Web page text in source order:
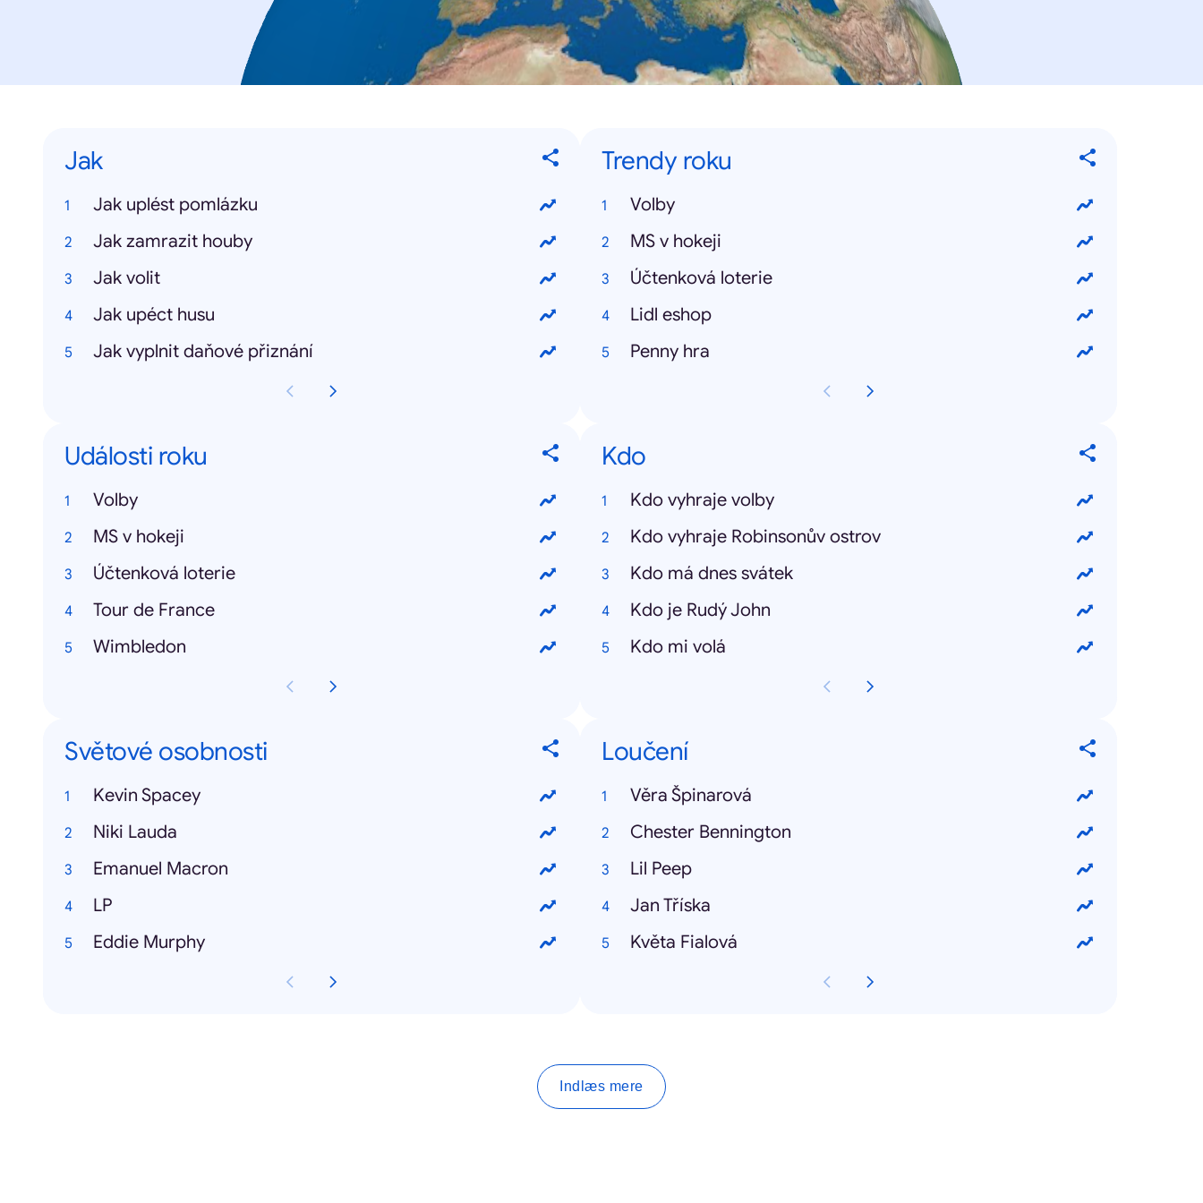
Jak
Jak uplést pomlázku
Jak zamrazit houby
Jak volit
Jak upéct husu
Jak vyplnit daňové přiznání
Trendy roku
Volby
MS v hokeji
Účtenková loterie
Lidl eshop
Penny hra
Události roku
Volby
MS v hokeji
Účtenková loterie
Tour de France
Wimbledon
Kdo
Kdo vyhraje volby
Kdo vyhraje Robinsonův ostrov
Kdo má dnes svátek
Kdo je Rudý John
Kdo mi volá
Světové osobnosti
Kevin Spacey
Niki Lauda
Emanuel Macron
LP
Eddie Murphy
Loučení
Věra Špinarová
Chester Bennington
Lil Peep
Jan Tříska
Květa Fialová
Indlæs mere